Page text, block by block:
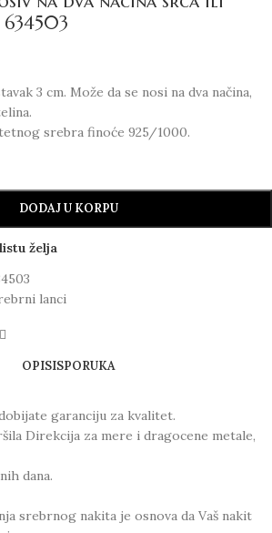
3 cm. Može da se nosi na dva načina,
srebra finoće 925/1000.
DODAJ U KORPU
želja
lanci
OPISISPORUKA
garanciju za kvalitet.
Direkcija za mere i dragocene metale,
dana.
srebrnog nakita je osnova da Vaš nakit